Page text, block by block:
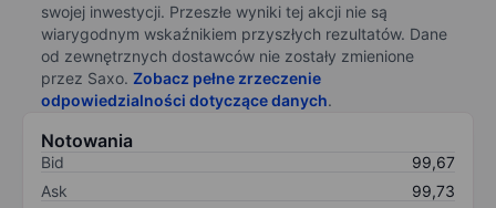
swojej inwestycji. Przeszłe wyniki tej akcji nie są
wiarygodnym wskaźnikiem przyszłych rezultatów. Dane
od zewnętrznych dostawców nie zostały zmienione
przez Saxo. Zobacz pełne zrzeczenie
odpowiedzialności dotyczące danych.
Notowania
Bid
99,67
Ask
99,73